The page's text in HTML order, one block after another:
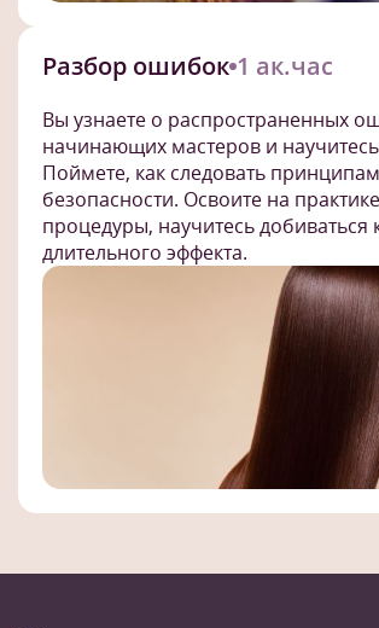
Разбор ошибок 1 ак.час
Вы узнаете о распространенных
начинающих мастеров и научитесь
Поймете, как следовать
безопасности. Освоите на
процедуры, научитесь добиваться
длительного эффекта.